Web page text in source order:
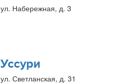
ул. Набережная, д. 3
Уссури
ул. Светланская, д. 31